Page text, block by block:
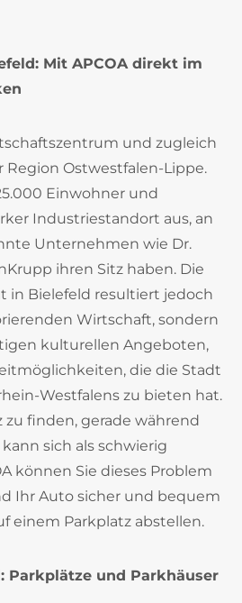
Mit APCOA direkt im
und zugleich
Ostwestfalen-Lippe.
Einwohner und
Industriestandort aus, an
Unternehmen wie Dr.
ihren Sitz haben. Die
in Bielefeld resultiert jedoch
Wirtschaft, sondern
kulturellen Angeboten,
die die Stadt
Westfalens zu bieten hat.
zu finden, gerade während
sich als schwierig
können Sie dieses Problem
Ihr Auto sicher und bequem
einem Parkplatz abstellen.
Parkplätze und Parkhäuser